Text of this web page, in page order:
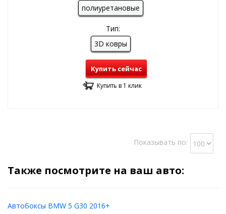
полиуретановые
Тип:
3D ковры
Купить сейчас
Купить в 1 клик
Показывать по:
Также посмотрите на ваш авто:
Автобоксы BMW 5 G30 2016+